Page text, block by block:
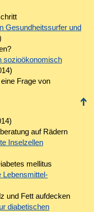
Gesundheitssurfer und
sozioökonomisch
Frage von
auf Rädern
Inselzellen
mellitus
Lebensmittel-
und Fett aufdecken
diabetischen